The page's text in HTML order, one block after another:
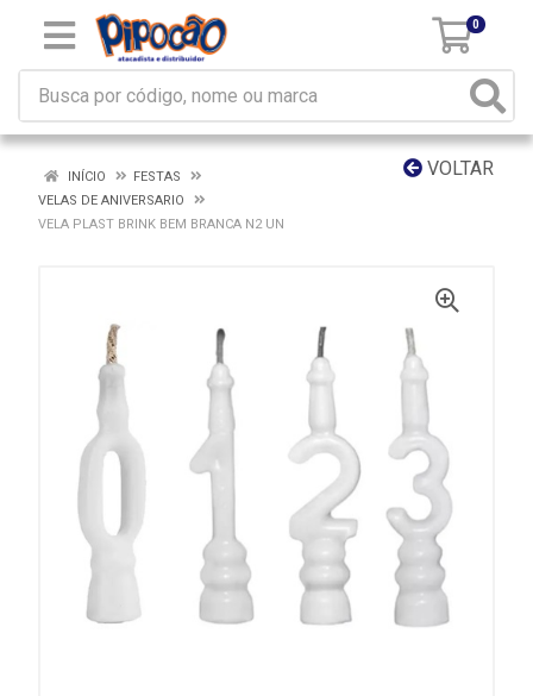
0
VOLTAR
INÍCIO
FESTAS
VELAS DE ANIVERSARIO
VELA PLAST BRINK BEM BRANCA N2 UN